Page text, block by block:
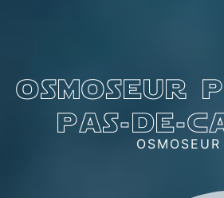
osmoseur
pas-de-
OSMOSEUR